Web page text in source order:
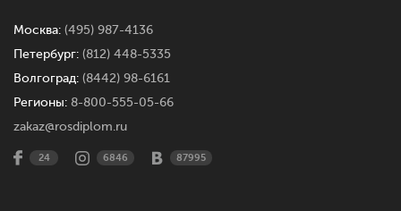
Москва: (495) 987-4136
Петербург: (812) 448-5335
Волгоград: (8442) 98-6161
Регионы: 8-800-555-05-66
zakaz@rosdiplom.ru
24 6846 87995